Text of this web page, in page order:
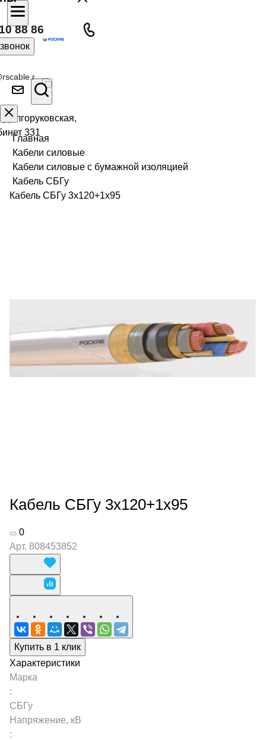
88 86
331
Главная
Кабели силовые
Кабели силовые с бумажной изоляцией
Кабель СБГу
Кабель СБГу 3х120+1х95
Кабель СБГу 3х120+1х95
0
Арт. 808453852
Купить в 1 клик
Характеристики
Марка
:
СБГу
Напряжение, кВ
: